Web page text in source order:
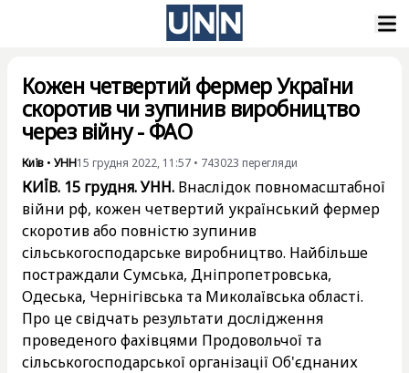
Кожен четвертий фермер України
скоротив чи зупинив виробництво
через війну - ФАО
Київ • УНН15 грудня 2022, 11:57 • 743023 перегляди
КИЇВ. 15 грудня. УНН. Внаслідок повномасштабної
війни рф, кожен четвертий український фермер
скоротив або повністю зупинив
сільськогосподарське виробництво. Найбільше
постраждали Сумська, Дніпропетровська,
Одеська, Чернігівська та Миколаївська області.
Про це свідчать результати дослідження
проведеного фахівцями Продовольчої та
сільськогосподарської організації Об'єднаних